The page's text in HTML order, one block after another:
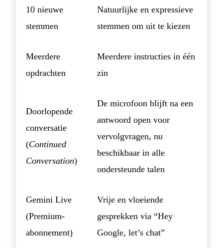
10 nieuwe
stemmen
Natuurlijke en expressieve
stemmen om uit te kiezen
Meerdere
opdrachten
Meerdere instructies in één
zin
Doorlopende
conversatie
(Continued
Conversation)
De microfoon blijft na een
antwoord open voor
vervolgvragen, nu
beschikbaar in alle
ondersteunde talen
Gemini Live
(Premium-
abonnement)
Vrije en vloeiende
gesprekken via “Hey
Google, let’s chat”